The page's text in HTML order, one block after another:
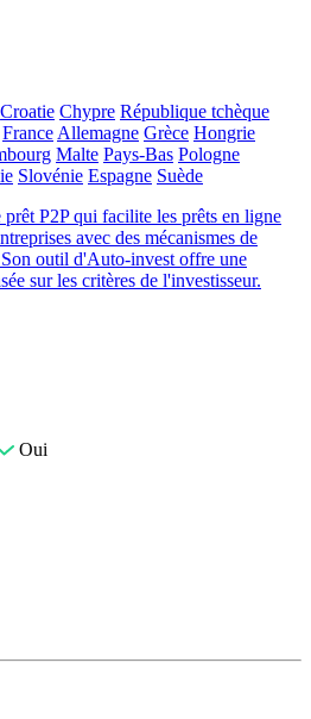
Croatie Chypre République tchèque
France Allemagne Grèce Hongrie
Malte Pays-Bas Pologne
Slovénie Espagne Suède
P2P qui facilite les prêts en ligne
avec des mécanismes de
outil d'Auto-invest offre une
sur les critères de l'investisseur.
Oui